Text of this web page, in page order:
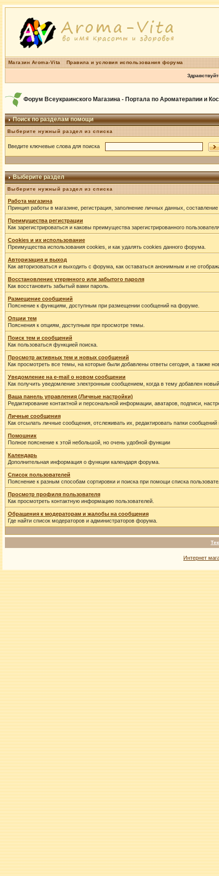
Магазин Aroma-Vita Правила и условия использования форума
Форум Всеукраинского Магазина - Портала по Ароматерапии и
Поиск по разделам помощи
Выберите нужный раздел из списка
Введите ключевые слова для поиска
Выберите раздел
Выберите нужный раздел из списка
Работа магазина
Принцип работы в магазине, регистрация, заполнение личных данных,
Преимущества регистрации
Как зарегистрироваться и каковы преимущества зарегистрированного
Cookies и их использование
Преимущества использования cookies, и как удалять cookies данного форума.
Авторизация и выход
Как авторизоваться и выходить с форума, как оставаться анонимным и не
Восстановление утерянного или забытого пароля
Как восстановить забытый вами пароль.
Размещение сообщений
Пояснение к функциям, доступным при размещении сообщений на форуме.
Опции тем
Пояснения к опциям, доступным при просмотре темы.
Поиск тем и сообщений
Как пользоваться функцией поиска.
Просмотр активных тем и новых сообщений
Как просмотреть все темы, на которые были добавлены ответы сегодня, а также
Уведомление на е-mail о новом сообщении
Как получить уведомление электронным сообщением, когда в тему добавлен новый
Ваша панель управления (Личные настройки)
Редактирование контактной и персональной информации, аватаров, подписи,
Личные сообщения
Как отсылать личные сообщения, отслеживать их, редактировать папки
Помошник
Полное пояснение к этой небольшой, но очень удобной функции
Календарь
Дополнительная информация о функции календаря форума.
Список пользователей
Пояснение к разным способам сортировки и поиска при помощи списка
Просмотр профиля пользователя
Как просмотреть контактную информацию пользователей.
Обращения к модераторам и жалобы на сообщения
Где найти список модераторов и администраторов форума.
Интернет